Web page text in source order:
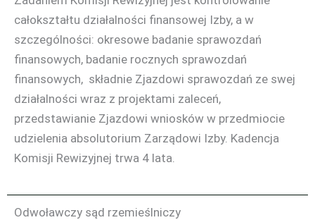
całokształtu działalności finansowej Izby, a w
szczególności: okresowe badanie sprawozdań
finansowych, badanie rocznych sprawozdań
finansowych, składnie Zjazdowi sprawozdań ze swej
działalności wraz z projektami zaleceń,
przedstawianie Zjazdowi wniosków w przedmiocie
udzielenia absolutorium Zarządowi Izby. Kadencja
Komisji Rewizyjnej trwa 4 lata.
Odwoławczy sąd rzemieślniczy